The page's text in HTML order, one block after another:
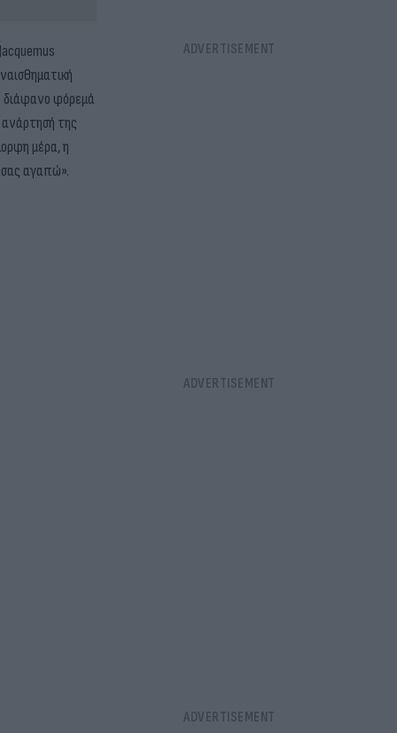
διάφανο φόρεμά
της
μέρα, η
αγαπώ».